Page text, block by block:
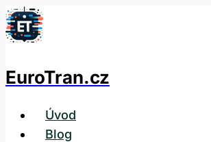
Přeskočit
na
EuroTran.cz
Úvod
Blog